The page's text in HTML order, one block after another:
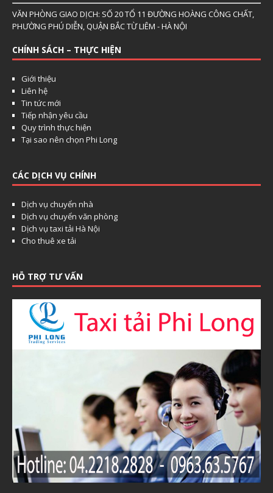
VĂN PHÒNG GIAO DỊCH: SỐ 20 TỔ 11 ĐƯỜNG HOÀNG CÔNG CHẤT,
PHƯỜNG PHÚ DIỄN, QUẬN BẮC TỪ LIÊM - HÀ NỘI
CHÍNH SÁCH – THỰC HIỆN
Giới thiệu
Liên hệ
Tin tức mới
Tiếp nhận yêu cầu
Quy trình thực hiện
Tại sao nên chọn Phi Long
CÁC DỊCH VỤ CHÍNH
Dịch vụ chuyển nhà
Dịch vụ chuyển văn phòng
Dịch vụ taxi tải Hà Nội
Cho thuê xe tải
HỖ TRỢ TƯ VẤN